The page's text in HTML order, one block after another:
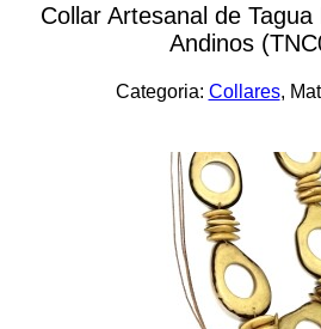
Collar Artesanal de
Andinos
Categoria: Collares,